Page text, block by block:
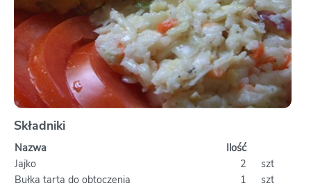
Składniki
Nazwa
Ilość
Jajko
2
szt
Bułka tarta do obtoczenia
1
szt